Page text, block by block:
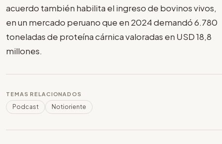
acuerdo también habilita el ingreso de bovinos vivos,
en un mercado peruano que en 2024 demandó 6.780
toneladas de proteína cárnica valoradas en USD 18,8
millones.
TEMAS RELACIONADOS
Podcast Notioriente